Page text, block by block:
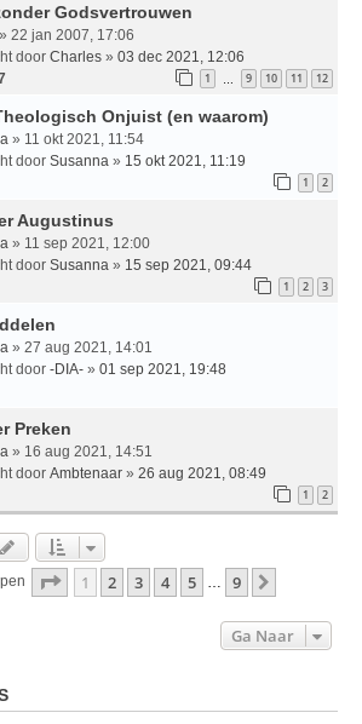
Godsvertrouwen
» 22 jan 2007, 17:06
door Charles » 03 dec 2021, 12:06
1 … 9 10 11 12
Onjuist (en waarom)
» 11 okt 2021, 11:54
door Susanna » 15 okt 2021, 11:19
1 2
Augustinus
» 11 sep 2021, 12:00
door Susanna » 15 sep 2021, 09:44
1 2 3
» 27 aug 2021, 14:01
door -DIA- » 01 sep 2021, 19:48
Preken
» 16 aug 2021, 14:51
door Ambtenaar » 26 aug 2021, 08:49
1 2
Pagina Van9
1 2 3 4 5 9
Ga Naar